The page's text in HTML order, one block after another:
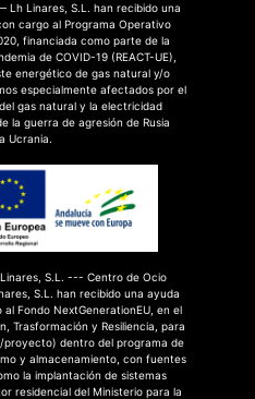
Lh Linares, S.L. han recibido una
cargo al Programa Operativo
financiada como parte de la
de COVID-19 (REACT-UE),
energético de gas natural y/o
especialmente afectados por el
gas natural y la electricidad
la guerra de agresión de Rusia
Ucrania.
S.L. --- Centro de Ocio
S.L. han recibido una ayuda
Fondo NextGenerationEU, en el
Trasformación y Resiliencia, para
proyecto) dentro del programa de
y almacenamiento, con fuentes
la implantación de sistemas
residencial del Ministerio para la